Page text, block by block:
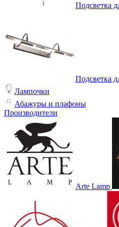
Подсветка
Подсветка
Лампочки
Абажуры и плафоны
Производители
Arte Lamp